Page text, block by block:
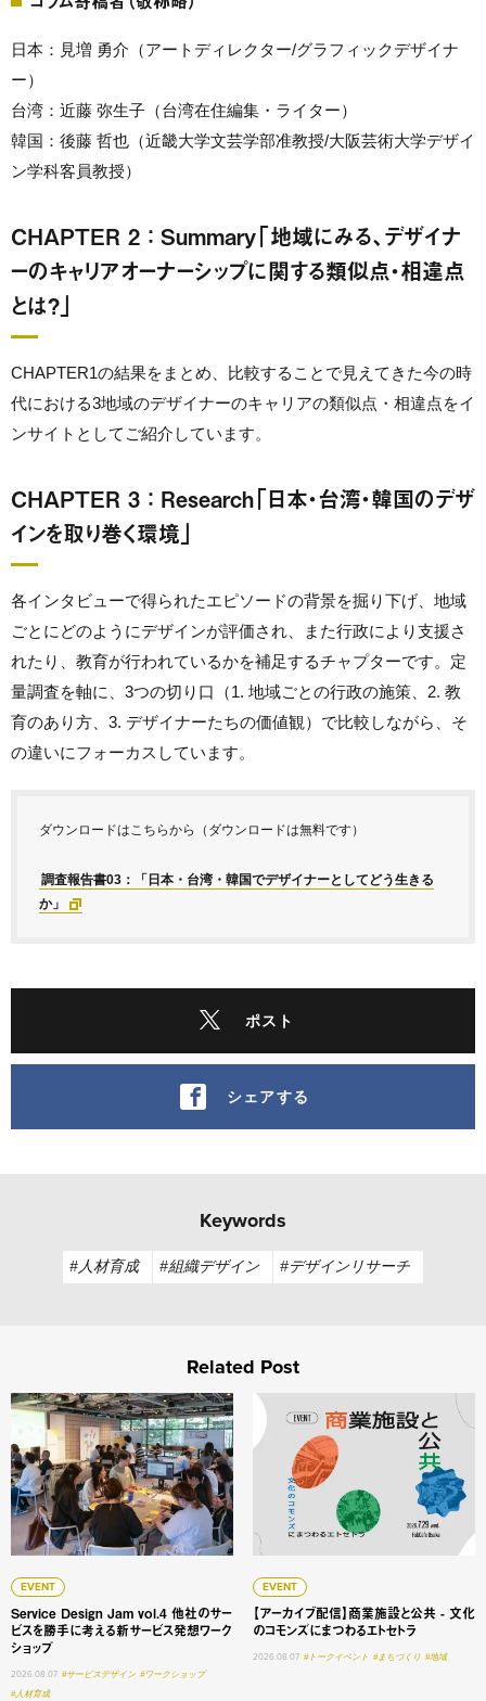
日本：見増 勇介（アートディレクター/グラフィックデザイナ
ー）
台湾：近藤 弥生子（台湾在住編集・ライター）
韓国：後藤 哲也（近畿大学文芸学部准教授/大阪芸術大学デザイ
ン学科客員教授）
CHAPTER 2 ： Summary「地域にみる、デザイナ
ーのキャリアオーナーシップに関する類似点・相違点
とは?」
CHAPTER1の結果をまとめ、比較することで見えてきた今の時
代における3地域のデザイナーのキャリアの類似点・相違点をイ
ンサイトとしてご紹介しています。
CHAPTER 3 ： Research「日本・台湾・韓国のデザ
インを取り巻く環境」
各インタビューで得られたエピソードの背景を掘り下げ、地域
ごとにどのようにデザインが評価され、また行政により支援さ
れたり、教育が行われているかを補足するチャプターです。定
量調査を軸に、3つの切り口（1. 地域ごとの行政の施策、2. 教
育のあり方、3. デザイナーたちの価値観）で比較しながら、そ
の違いにフォーカスしています。
ダウンロードはこちらから（ダウンロードは無料です）
調査報告書03：「日本・台湾・韓国でデザイナーとしてどう生きる
か」
ポスト
シェアする
Keywords
#人材育成 #組織デザイン #デザインリサーチ
Related Post
EVENT
Service Design Jam vol.4 他社のサー
ビスを勝手に考える新サービス発想ワーク
ショップ
2026.08.07 #サービスデザイン #ワークショップ
#人材育成
Service Design Jam vol.4 他社のサービスを勝手に考える
EVENT
【アーカイブ配信】商業施設と公共 - 文化
のコモンズにまつわるエトセトラ
2026.08.07 #トークイベント #まちづくり #地域
【アーカイブ配信】商業施